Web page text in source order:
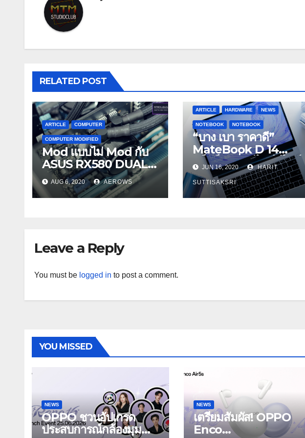
RELATED POST
ARTICLE COMPUTER
COMPUTER MODIFIED
Mod แบบไม่ Mod กับ
ASUS RX580 DUAL
OC 4GB+COOLER
MASTER ML120R
RGB
AUG 6, 2020 AEROWS
ARTICLE HARDWARE NEWS
NOTEBOOK NOTEBOOK
“บาง เบา ราคาดี”
MateBook D 14
แล็ปท็อปที่คนไลฟ์สไตล์
แบบไหนก็มีได้
JUN 16, 2020 HARIT
SUTTISAKSRI
Leave a Reply
You must be logged in to post a comment.
YOU MISSED
NEWS
OPPO ชวนอัปเกรด
ประสบการณ์กล้องมุม
NEWS
เตรียมสัมผัส! OPPO
Enco